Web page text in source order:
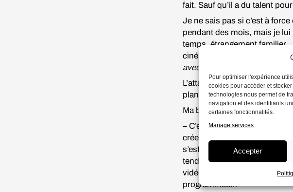
Pour optimiser l'expérience
cookies pour accéder et
technologies nous permet de
navigation et des identifiants
certaines fonctionnalités.
Manage services
Accepter
fait. Sauf qu’il a du talent
Je ne sais pas si c’est à
pendant des mois, mais je
temps, étrangement
cinématographique.
avec les Djinns
L’attachée de presse, une
plante ses yeux dans les
Ma boss intervient :
– C’est Mathilde, notre
créer du contenu pour les
s’est lancé là dedans, que
tendance. Le Directeur ne
vidéos de quinze secondes
programmée…